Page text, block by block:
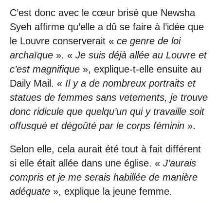
C’est donc avec le cœur brisé que Newsha
Syeh affirme qu’elle a dû se faire à l’idée que
le Louvre conserverait « ce genre de loi
archaïque ». « Je suis déjà allée au Louvre et
c’est magnifique », explique-t-elle ensuite au
Daily Mail. « Il y a de nombreux portraits et
statues de femmes sans vetements, je trouve
donc ridicule que quelqu’un qui y travaille soit
offusqué et dégoûté par le corps féminin ».
Selon elle, cela aurait été tout à fait différent
si elle était allée dans une église. « J’aurais
compris et je me serais habillée de manière
adéquate », explique la jeune femme.